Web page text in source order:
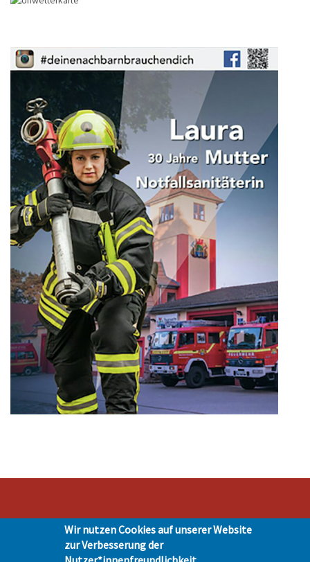
Stadt Hohen Neuendorf • Oranienburger Str. 2 • 16540 Hohen Neuendorf •
Telefon 03303-528-0
Wir nutzen Cookies auf unserer Website
zur Verbesserung der